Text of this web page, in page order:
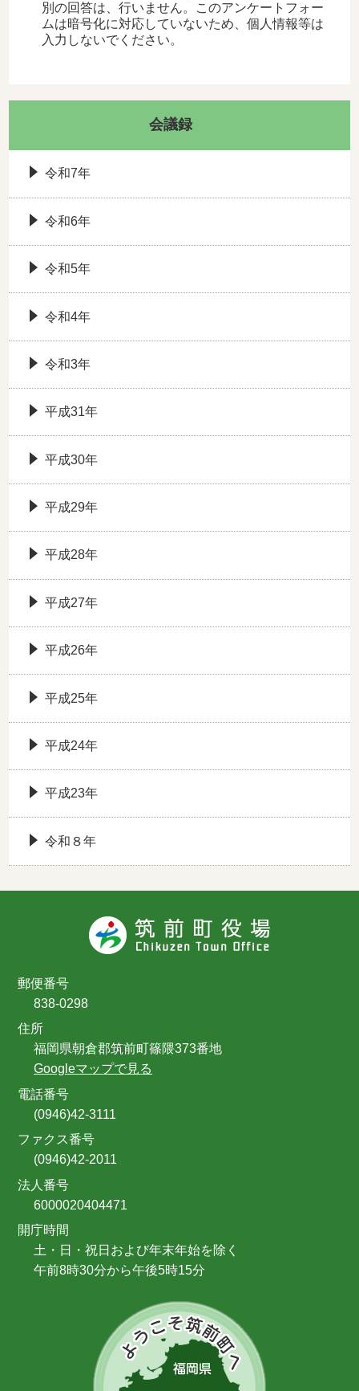
別の回答は、行いません。このアンケートフォー
ムは暗号化に対応していないため、個人情報等は
入力しないでください。
会議録
令和7年
令和6年
令和5年
令和4年
令和3年
平成31年
平成30年
平成29年
平成28年
平成27年
平成26年
平成25年
平成24年
平成23年
令和８年
郵便番号
838-0298
住所
福岡県朝倉郡筑前町篠隈373番地
Googleマップで見る
電話番号
(0946)42-3111
ファクス番号
(0946)42-2011
法人番号
6000020404471
開庁時間
土・日・祝日および年末年始を除く
午前8時30分から午後5時15分